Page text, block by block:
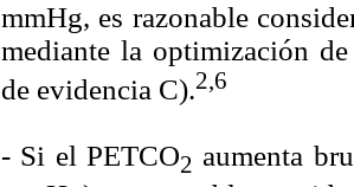
mmHg, es razonable
mediante la optimización
de evidencia C).2,6
- Si el PETCO2 aumenta